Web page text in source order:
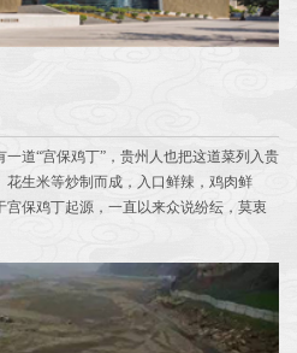
道“宫保鸡丁”，贵州人也把这道菜列入贵
生米等炒制而成，入口鲜辣，鸡肉鲜
保鸡丁起源，一直以来众说纷纭，莫衷